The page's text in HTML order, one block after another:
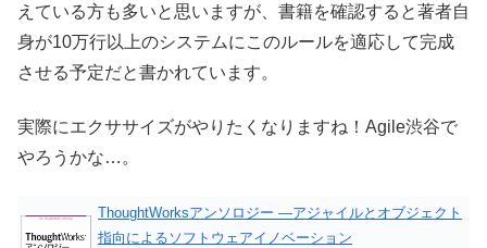
えている方も多いと思いますが、書籍を確認すると著者自
身が10万行以上のシステムにこのルールを適応して完成
させる予定だと書かれています。
実際にエクササイズがやりたくなりますね！Agile渋谷で
やろうかな…。
ThoughtWorksアンソロジー ―アジャイルとオブジェクト
指向によるソフトウェアイノベーション